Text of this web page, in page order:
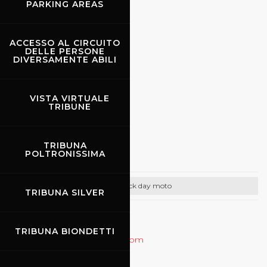
PARKING AREAS
ACCESSO AL CIRCUITO
DELLE PERSONE
DIVERSAMENTE ABILI
VISTA VIRTUALE
TRIBUNE
TRIBUNA
POLTRONISSIMA
TRIBUNA SILVER
TRIBUNA BIONDETTI
CONTATTI
Tel: +39 (055) 480553
Speer Racing
Track day moto
racing@speer-racing.com